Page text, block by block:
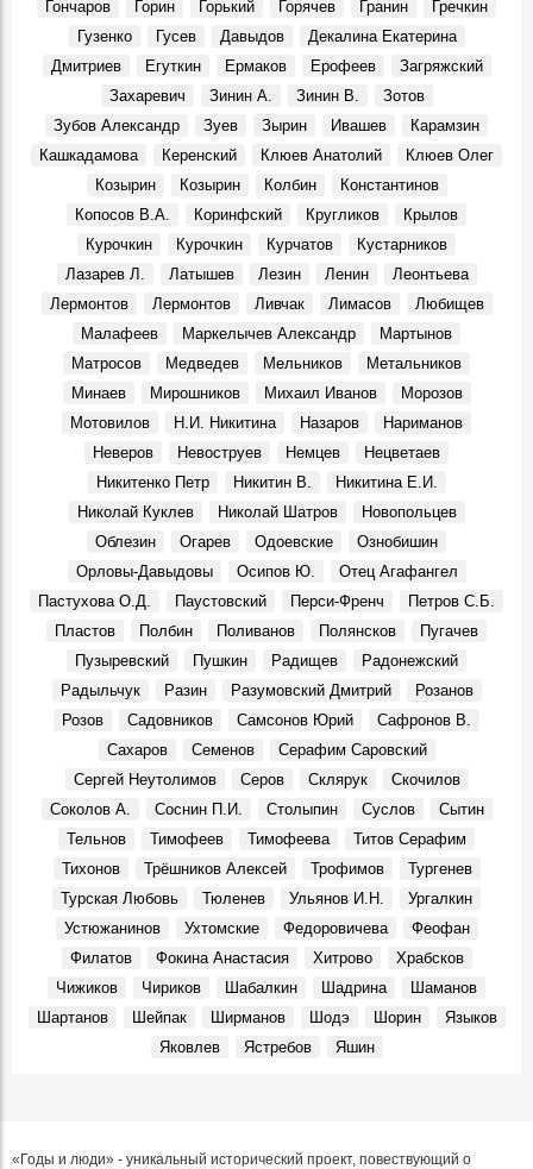
Гончаров
Горин Горький Горячев Гранин
Гречкин
Гузенко
Гусев Давыдов
Декалина Екатерина
Дмитриев
Егуткин Ермаков Ерофеев
Загряжский
Захаревич
Зинин А. Зинин В.
Зотов
Зубов Александр
Зуев Зырин Ивашев
Карамзин
Кашкадамова
Керенский Клюев Анатолий
Клюев Олег
Козырин
Козырин Колбин
Константинов
Копосов В.А.
Коринфский Кругликов
Крылов
Курочкин
Курочкин Курчатов
Кустарников
Лазарев Л.
Латышев Лезин Ленин
Леонтьева
Лермонтов
Лермонтов Ливчак Лимасов
Любищев
Малафеев
Маркелычев Александр
Мартынов
Матросов
Медведев Мельников
Метальников
Минаев
Мирошников Михаил Иванов
Морозов
Мотовилов
Н.И. Никитина Назаров
Нариманов
Неверов
Невоструев Немцев
Нецветаев
Никитенко Петр
Никитин В.
Никитина Е.И.
Николай Куклев
Николай Шатров
Новопольцев
Облезин
Огарев Одоевские
Ознобишин
Орловы-Давыдовы
Осипов Ю.
Отец Агафангел
Пастухова О.Д.
Паустовский Перси-Френч
Петров С.Б.
Пластов
Полбин Поливанов Полянсков
Пугачев
Пузыревский
Пушкин Радищев
Радонежский
Радыльчук
Разин Разумовский Дмитрий
Розанов
Розов
Садовников Самсонов Юрий
Сафронов В.
Сахаров
Семенов
Серафим Саровский
Сергей Неутолимов
Серов Склярук
Скочилов
Соколов А.
Соснин П.И. Столыпин Суслов
Сытин
Тельнов
Тимофеев Тимофеева
Титов Серафим
Тихонов
Трёшников Алексей Трофимов
Тургенев
Турская Любовь
Тюленев Ульянов И.Н.
Ургалкин
Устюжанинов
Ухтомские Федоровичева
Феофан
Филатов
Фокина Анастасия Хитрово
Храбсков
Чижиков
Чириков Шабалкин Шадрина
Шаманов
Шартанов
Шейпак Ширманов Шодэ Шорин
Языков
Яковлев
Ястребов Яшин
«Годы и люди» - уникальный исторический проект, повествующий о